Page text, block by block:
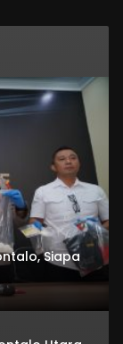
Siapa